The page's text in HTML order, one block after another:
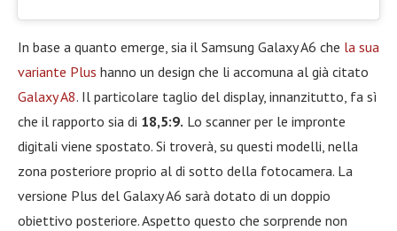
In base a quanto emerge, sia il Samsung Galaxy A6 che la sua
variante Plus hanno un design che li accomuna al già citato
Galaxy A8. Il particolare taglio del display, innanzitutto, fa sì
che il rapporto sia di 18,5:9. Lo scanner per le impronte
digitali viene spostato. Si troverà, su questi modelli, nella
zona posteriore proprio al di sotto della fotocamera. La
versione Plus del Galaxy A6 sarà dotato di un doppio
obiettivo posteriore. Aspetto questo che sorprende non